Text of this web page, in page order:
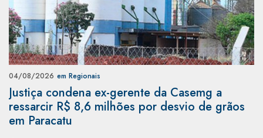
04/08/2026 em Regionais
Justiça condena ex-gerente da Casemg a
ressarcir R$ 8,6 milhões por desvio de grãos
em Paracatu